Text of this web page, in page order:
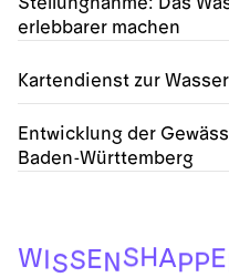
erlebbarer machen
Kartendienst zur
Entwicklung der
Baden-Württemberg
W SS ENSHAPPE